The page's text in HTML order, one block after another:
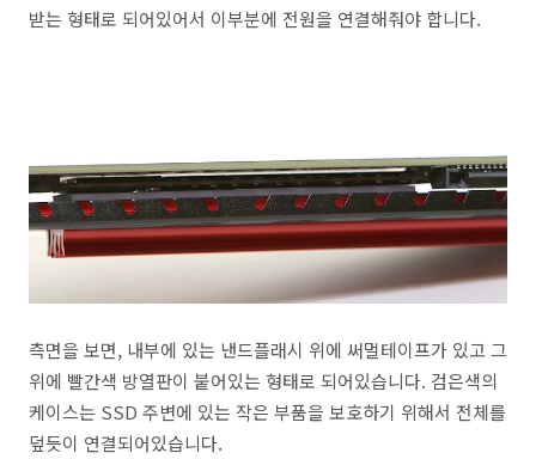
받는 형태로 되어있어서 이부분에 전원을 연결해줘야 합니다.
측면을 보면, 내부에 있는 낸드플래시 위에 써멀테이프가 있고 그
위에 빨간색 방열판이 붙어있는 형태로 되어있습니다. 검은색의
케이스는 SSD 주변에 있는 작은 부품을 보호하기 위해서 전체를
덮듯이 연결되어있습니다.